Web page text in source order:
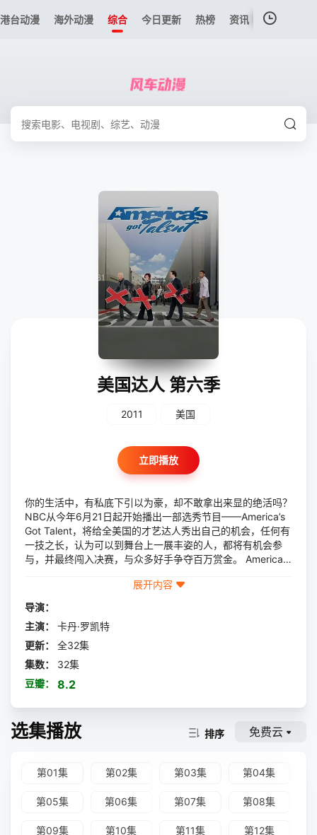
港台动漫 海外动漫 综合 今日更新 热榜 资讯
美国达人 第六季
2011 美国
立即播放
你的生活中，有私底下引以为豪，却不敢拿出来显的绝活吗？
NBC从今年6月21日起开始播出一部选秀节目——America’s
Got Talent，将给全美国的才艺达人秀出自己的机会，任何有
一技之长，认为可以到舞台上一展丰姿的人，都将有机会参
与，并最终闯入决赛，与众多好手争夺百万赏金。 America’s
mentle制作公司，由家喻户晓的、FOX播出的选秀节目《美
国偶像》的制作人Simon Cowell领衔制作，由于他世人皆知
的唱片公司董事身份，仍将有人抱着签约BMG的希望前来。
节目在派拉蒙设于洛衫矶的大片厂举行，主持人是夜间脱口秀
的传奇人物雷基·菲礼宾（Regis Philbin）（《雷基夜谈》
《谁想成为百万富翁》的主持人）初选主要制度是简单的评委
制，三位评委依照服从多数原则淘汰选手，因此每组选手在努
力表演同时要综合考虑三位评委的口味方可过关。总决赛进行
展开内容
导演：
主演：
卡丹·罗凯特
更新：
全32集
集数：
32集
豆瓣：
8.2
选集播放 排序 免费云
第01集 第02集 第03集 第04集
第05集 第06集 第07集 第08集
第09集 第10集 第11集 第12集